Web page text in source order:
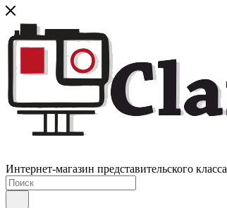
Интернет-магазин представительского класса